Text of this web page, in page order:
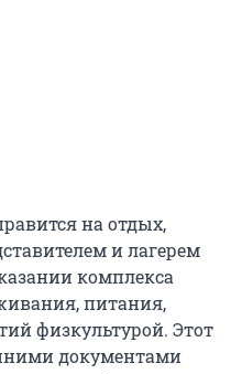
на отдых,
и лагерем
комплекса
питания,
физкультурой. Этот
документами